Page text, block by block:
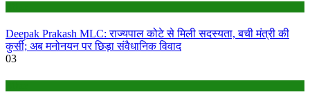
Deepak Prakash MLC: राज्यपाल कोटे से मिली सदस्यता, बची मंत्री की
कुर्सी; अब मनोनयन पर छिड़ा संवैधानिक विवाद
03